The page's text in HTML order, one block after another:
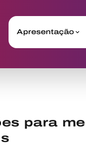
Apresentação
para